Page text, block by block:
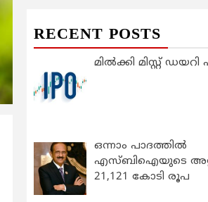
RECENT POSTS
മിൽക്കി മിസ്റ്റ്
ഒന്നാം പാദത്തിൽ
എസ്ബിഐയുടെ
21,121 കോടി രൂപ